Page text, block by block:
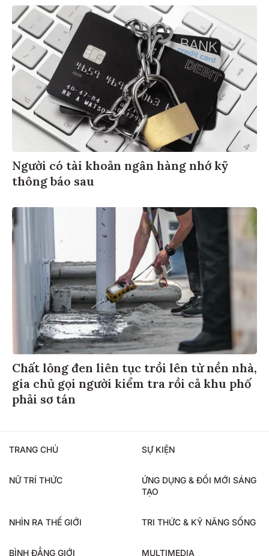
Người có tài khoản ngân hàng nhớ kỹ
thông báo sau
Chất lỏng đen liên tục trồi lên từ nền nhà,
gia chủ gọi người kiểm tra rồi cả khu phố
phải sơ tán
TRANG CHỦ SỰ KIỆN
NỮ TRÍ THỨC
ỨNG DỤNG & ĐỔI MỚI SÁNG
TẠO
NHÌN RA THẾ GIỚI TRI THỨC & KỸ NĂNG SỐNG
BÌNH ĐẲNG GIỚI MULTIMEDIA